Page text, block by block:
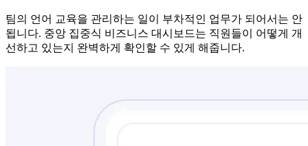
팀의 언어 교육을 관리하는 일이 부차적인 업무가 되어서는 안
됩니다. 중앙 집중식 비즈니스 대시보드는 직원들이 어떻게 개
선하고 있는지 완벽하게 확인할 수 있게 해줍니다.